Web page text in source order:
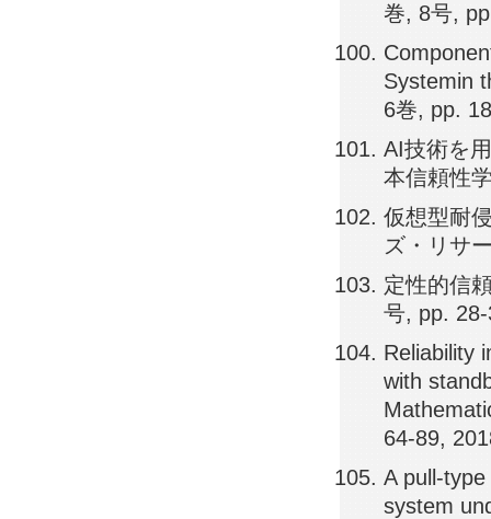
巻, 8号,
Systemin
6巻, pp.
AI技術を
本信頼性
仮想型耐
ズ・リサ
定性的信
号, pp.
Reliability
with
64-89,
A pull-
system